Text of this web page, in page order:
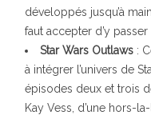
développés jusqu’à
faut accepter d’y
Star Wars Outlaws :
à intégrer l’univers de
épisodes deux et trois
Kay Vess, d’une hors-